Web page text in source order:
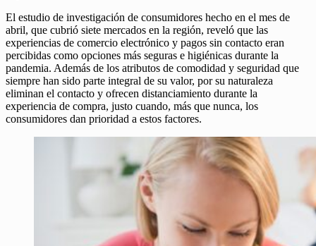
El estudio de investigación de consumidores hecho en el mes de
abril, que cubrió siete mercados en la región, reveló que las
experiencias de comercio electrónico y pagos sin contacto eran
percibidas como opciones más seguras e higiénicas durante la
pandemia. Además de los atributos de comodidad y seguridad que
siempre han sido parte integral de su valor, por su naturaleza
eliminan el contacto y ofrecen distanciamiento durante la
experiencia de compra, justo cuando, más que nunca, los
consumidores dan prioridad a estos factores.